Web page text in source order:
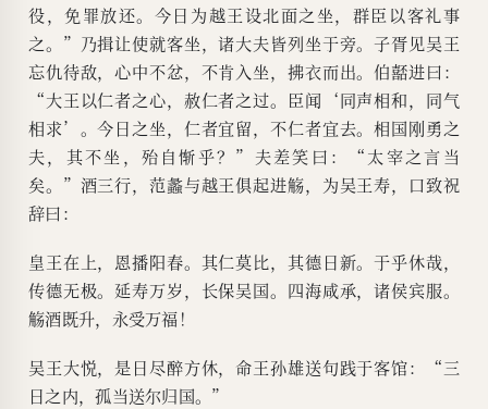
役，免罪放还。今日为越王设北面之坐，群臣以客礼事
之。”乃揖让使就客坐，诸大夫皆列坐于旁。子胥见吴王
忘仇待敌，心中不忿，不肯入坐，拂衣而出。伯嚭进曰：
“大王以仁者之心，赦仁者之过。臣闻‘同声相和，同气
相求’。今日之坐，仁者宜留，不仁者宜去。相国刚勇之
夫，其不坐，殆自惭乎？”夫差笑曰：“太宰之言当
矣。”酒三行，范蠡与越王俱起进觞，为吴王寿，口致祝
辞曰：
皇王在上，恩播阳春。其仁莫比，其德日新。于乎休哉，
传德无极。延寿万岁，长保吴国。四海咸承，诸侯宾服。
觞酒既升，永受万福！
吴王大悦，是日尽醉方休，命王孙雄送句践于客馆：“三
日之内，孤当送尔归国。”